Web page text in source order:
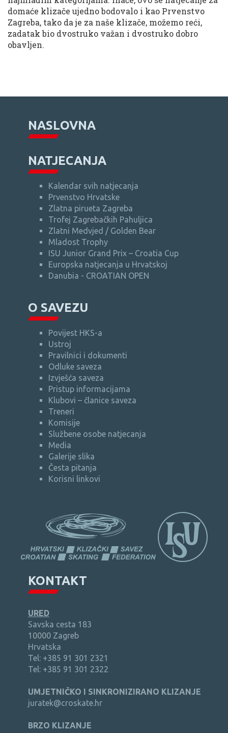
domaće klizače ujedno bodovalo i kao Prvenstvo
Zagreba, tako da je za naše klizače, možemo reći,
zadatak bio dvostruko važan i dvostruko dobro
obavljen.
NASLOVNA
NATJECANJA
Kalendar svih natjecanja
Prvenstvo Hrvatske
Zlatna pirueta Zagreba
Trofej Zagrebačkih Pahuljica
Zlatni Medvjed / Golden Bear
Mladost Trophy
ISU Junior Grand Prix – Croatia Cup
Europska natjecanja u Hrvatskoj
Danubia - CROATIAN OPEN
O SAVEZU
Povijest HKS-a
Ustroj
Pravilnici i dokumenti
Odluke saveza
Izvješća saveza
Pristup informacijama
Klubovi – članice saveza
Treneri
Komisije
Službene osobe natjecanja
Media
Galerije slika
Česta pitanja
Korisni linkovi
KONTAKT
URED
Savska cesta 183
10000 Zagreb
Hrvatska
Tel: +385 91 301 2321
Tel: +385 91 301 2322
UMJETNIČKO I SINKRONIZIRANO KLIZANJE
juratek@croskate.hr
BRZO KLIZANJE